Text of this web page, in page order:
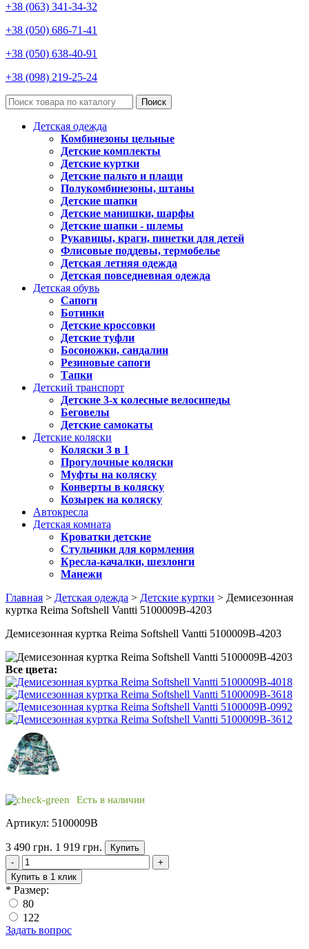
+38 (063) 341-34-32
+38 (050) 686-71-41
+38 (050) 638-40-91
+38 (098) 219-25-24
Поиск
Детская одежда
Комбинезоны цельные
Детские комплекты
Детские куртки
Детские пальто и плащи
Полукомбинезоны, штаны
Детские шапки
Детские манишки, шарфы
Детские шапки - шлемы
Рукавицы, краги, пинетки для детей
Флисовые поддевы, термобелье
Детская летняя одежда
Детская повседневная одежда
Детская обувь
Сапоги
Ботинки
Детские кроссовки
Детские туфли
Босоножки, сандалии
Резиновые сапоги
Тапки
Детский транспорт
Детские 3-х колесные велосипеды
Беговелы
Детские самокаты
Детские коляски
Коляски 3 в 1
Прогулочные коляски
Муфты на коляску
Конверты в коляску
Козырек на коляску
Автокресла
Детская комната
Кроватки детские
Стульчики для кормления
Кресла-качалки, шезлонги
Манежи
Главная > Детская одежда > Детские куртки > Демисезонная
куртка Reima Softshell Vantti 5100009B-4203
Демисезонная куртка Reima Softshell Vantti 5100009B-4203
Все цвета:
Есть в наличии
Артикул: 5100009B
3 490 грн. 1 919 грн.
Купить
-
+
Купить в 1 клик
* Размер:
80
122
Задать вопрос